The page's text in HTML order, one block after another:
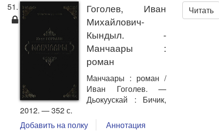
51. Читать
Гоголев, Иван
Михайлович-
Кындыл. -
Манчаары :
роман
Манчаары : роман /
Иван Гоголев. —
Дьокуускай : Бичик,
2012. — 352 с.
Добавить на полку
Аннотация